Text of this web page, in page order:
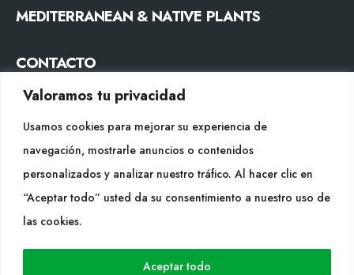
Valoramos tu privacidad
Usamos cookies para mejorar su experiencia de
navegación, mostrarle anuncios o contenidos
personalizados y analizar nuestro tráfico. Al hacer clic en
“Aceptar todo” usted da su consentimiento a nuestro uso de
las cookies.
Aceptar todo
MEDITERRANEAN & NATIVE PLANTS
CONTACTO
Tel. +34 977053013
SÍGUENOS
WEB
Cultidelta